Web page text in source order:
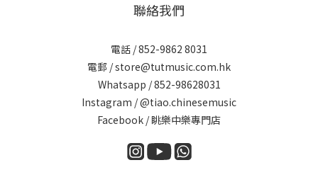
聯絡我們
電話 / 852-9862 8031
電郵 / store@tutmusic.com.hk
Whatsapp /852-98628031
Instagram / @tiao.chinesemusic
Facebook / 眺樂中樂專門店